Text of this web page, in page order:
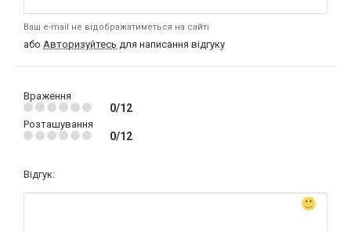
Ваш e-mail не відображатиметься на сайті
або Авторизуйтесь для написання відгуку
Враження
0/12
Розташування
0/12
Відгук: